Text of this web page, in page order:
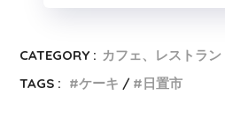
CATEGORY : カフェ、レストラン
TAGS :
ケーキ 日置市